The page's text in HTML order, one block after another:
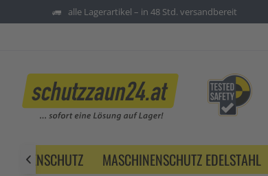
alle Lagerartikel – in 48 Std. versandbereit
MASCHINENSCHUTZ EDELSTAHL
